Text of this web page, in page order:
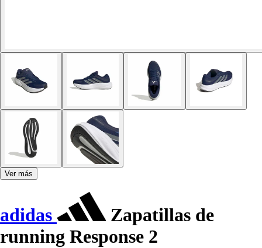
Ver más
adidas
Zapatillas de
running Response 2